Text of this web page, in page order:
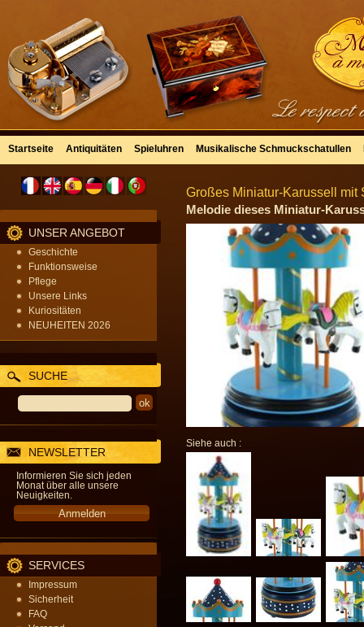
Startseite Antiquitäten Spieluhren Musikalische Schmuckschatullen
UNSER ANGEBOT
Geschichte
Funktionsweise
Pflege
Unsere Links
Kuriositäten
NEUHEITEN 2026
SUCHE
NEWSLETTER
Informieren Sie sich jeden
Monat über alle unsere
Neuigkeiten.
SERVICES
Impressum
Sicherheit
FAQ
Großes Miniatur-Karussell mit
Melodie dieses Miniatur-
Siehe auch :